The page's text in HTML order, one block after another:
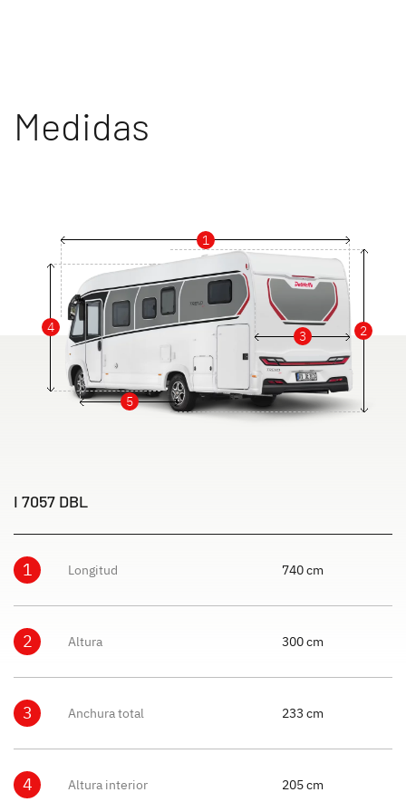
Medidas
1
2
3
4
5
I 7057 DBL
1 Longitud 740 cm
2 Altura 300 cm
3 Anchura total 233 cm
4 Altura interior 205 cm